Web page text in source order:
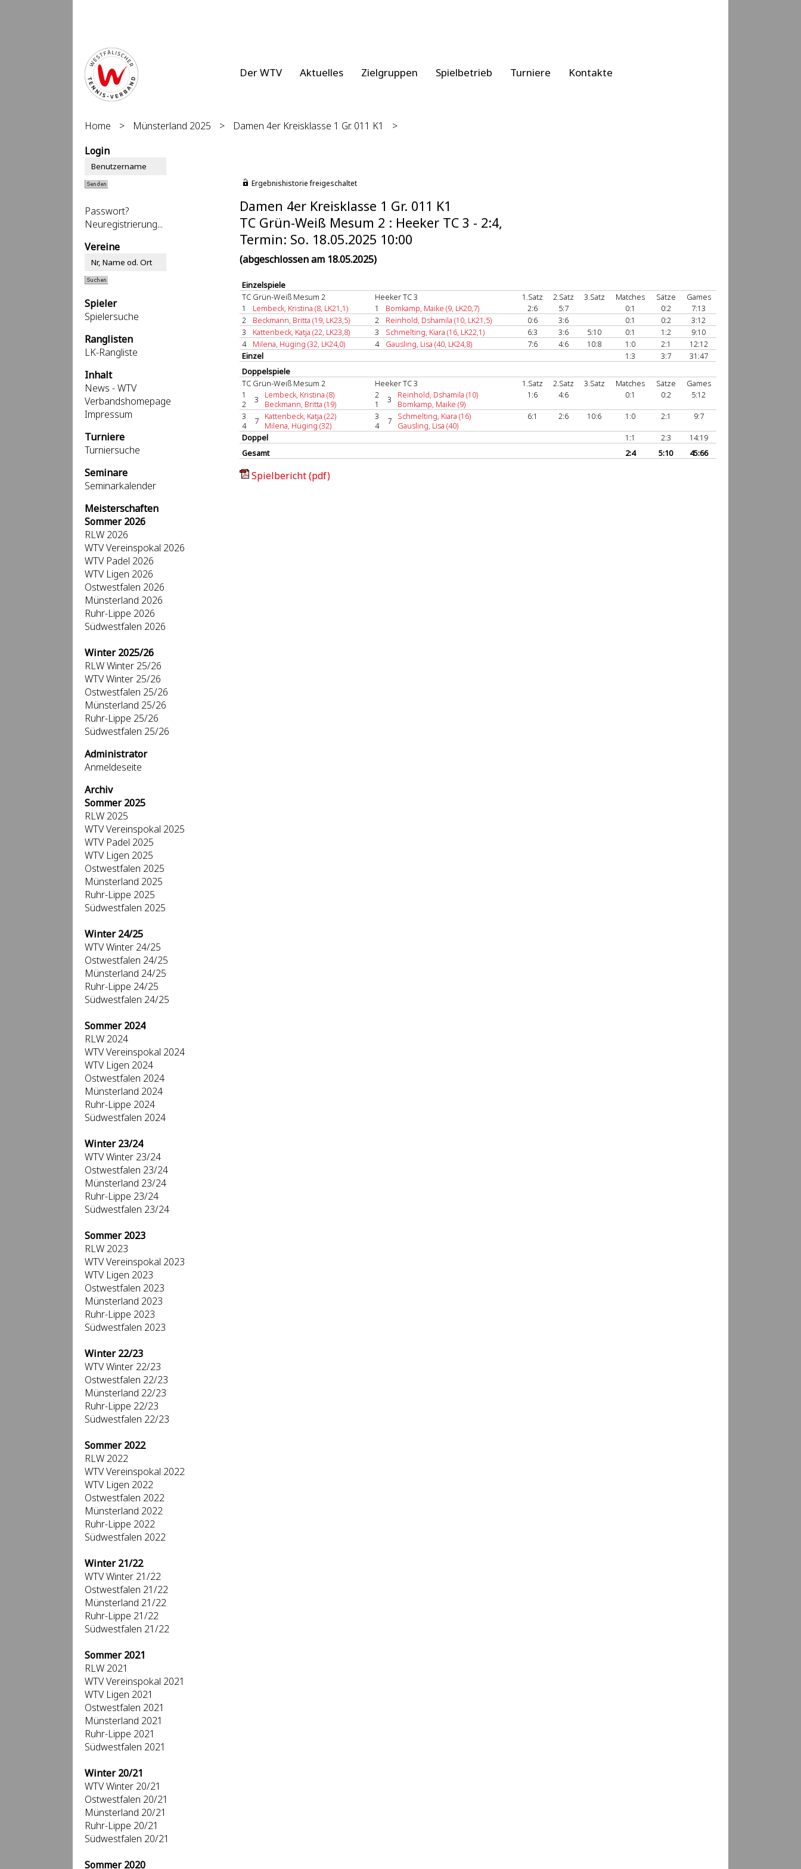
Der WTV Aktuelles Zielgruppen Spielbetrieb Turniere Kontakte
Home > Münsterland 2025 > Damen 4er Kreisklasse 1 Gr. 011 K1
>
Login
Passwort?
Neuregistrierung...
Vereine
Spieler
Spielersuche
Ranglisten
LK-Rangliste
Inhalt
News - WTV
Verbandshomepage
Impressum
Turniere
Turniersuche
Seminare
Seminarkalender
Meisterschaften
Sommer 2026
RLW 2026
WTV Vereinspokal 2026
WTV Padel 2026
WTV Ligen 2026
Ostwestfalen 2026
Münsterland 2026
Ruhr-Lippe 2026
Südwestfalen 2026
Winter 2025/26
RLW Winter 25/26
WTV Winter 25/26
Ostwestfalen 25/26
Münsterland 25/26
Ruhr-Lippe 25/26
Südwestfalen 25/26
Administrator
Anmeldeseite
Archiv
Sommer 2025
RLW 2025
WTV Vereinspokal 2025
WTV Padel 2025
WTV Ligen 2025
Ostwestfalen 2025
Münsterland 2025
Ruhr-Lippe 2025
Südwestfalen 2025
Winter 24/25
WTV Winter 24/25
Ostwestfalen 24/25
Münsterland 24/25
Ruhr-Lippe 24/25
Südwestfalen 24/25
Sommer 2024
RLW 2024
WTV Vereinspokal 2024
WTV Ligen 2024
Ostwestfalen 2024
Münsterland 2024
Ruhr-Lippe 2024
Südwestfalen 2024
Winter 23/24
WTV Winter 23/24
Ostwestfalen 23/24
Münsterland 23/24
Ruhr-Lippe 23/24
Südwestfalen 23/24
Sommer 2023
RLW 2023
WTV Vereinspokal 2023
WTV Ligen 2023
Ostwestfalen 2023
Münsterland 2023
Ruhr-Lippe 2023
Südwestfalen 2023
Winter 22/23
WTV Winter 22/23
Ostwestfalen 22/23
Münsterland 22/23
Ruhr-Lippe 22/23
Südwestfalen 22/23
Sommer 2022
RLW 2022
WTV Vereinspokal 2022
WTV Ligen 2022
Ostwestfalen 2022
Münsterland 2022
Ruhr-Lippe 2022
Südwestfalen 2022
Winter 21/22
WTV Winter 21/22
Ostwestfalen 21/22
Münsterland 21/22
Ruhr-Lippe 21/22
Südwestfalen 21/22
Sommer 2021
RLW 2021
WTV Vereinspokal 2021
WTV Ligen 2021
Ostwestfalen 2021
Münsterland 2021
Ruhr-Lippe 2021
Südwestfalen 2021
Winter 20/21
WTV Winter 20/21
Ostwestfalen 20/21
Münsterland 20/21
Ruhr-Lippe 20/21
Südwestfalen 20/21
Sommer 2020
Ergebnishistorie freigeschaltet
Damen 4er Kreisklasse 1 Gr. 011 K1
TC Grün-Weiß Mesum 2 : Heeker TC 3 - 2:4,
Termin: So. 18.05.2025 10:00
(abgeschlossen am 18.05.2025)
Einzelspiele
TC Grün-Weiß Mesum 2
Heeker TC 3 1.Satz 2.Satz 3.Satz Matches Sätze
Games
1
Lembeck, Kristina (8, LK21,1) 1 Bomkamp, Maike (9, LK20,7) 2:6 5:7 0:1 0:2
7:13
2
Beckmann, Britta (19, LK23,5) 2 Reinhold, Dshamila (10, LK21,5) 0:6 3:6 0:1 0:2
3:12
3
Kattenbeck, Katja (22, LK23,8) 3 Schmelting, Kiara (16, LK22,1) 6:3 3:6 5:10 0:1 1:2
9:10
4
Milena, Hüging (32, LK24,0) 4 Gausling, Lisa (40, LK24,8) 7:6 4:6 10:8 1:0 2:1
12:12
Einzel
1:3 3:7
31:47
Doppelspiele
TC Grün-Weiß Mesum 2
Heeker TC 3 1.Satz 2.Satz 3.Satz Matches Sätze
Games
1
2
3
Lembeck, Kristina (8)
Beckmann, Britta (19)
2
1
3
Reinhold, Dshamila (10)
Bomkamp, Maike (9)
1:6 4:6 0:1 0:2
5:12
3
4
7
Kattenbeck, Katja (22)
Milena, Hüging (32)
3
4
7
Schmelting, Kiara (16)
Gausling, Lisa (40)
6:1 2:6 10:6 1:0 2:1
9:7
Doppel
1:1 2:3
14:19
Gesamt
2:4 5:10 45:66
Spielbericht (pdf)